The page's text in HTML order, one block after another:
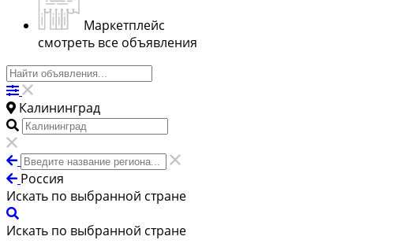
Маркетплейс
смотреть все объявления
Калининград
Россия
Искать по выбранной стране
Искать по выбранной стране